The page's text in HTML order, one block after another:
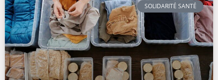
SOLIDARITÉ SANTÉ